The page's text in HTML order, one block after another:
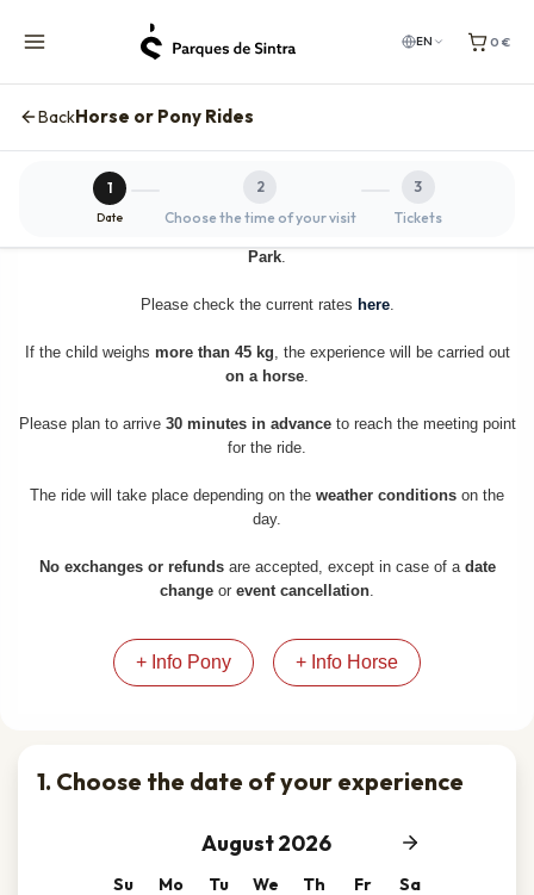
EN 0 €
BackHorse or Pony Rides
1
Date
2
Choose the time of your visit
3
Tickets
Park
Please check the current rates here.
If the child weighs more than 45 kg , the experience will be carried out
on a horse
Please plan to arrive 30 minutes in advanceto reach the meeting point
for the ride.
The ride will take place depending on the weather conditions on the
day.
No exchanges or refundsare accepted, except in case of a date
change or event cancellation
+ Info Pony + Info Horse
1. Choose the date of your experience
August 2026
Su Mo Tu We Th Fr Sa